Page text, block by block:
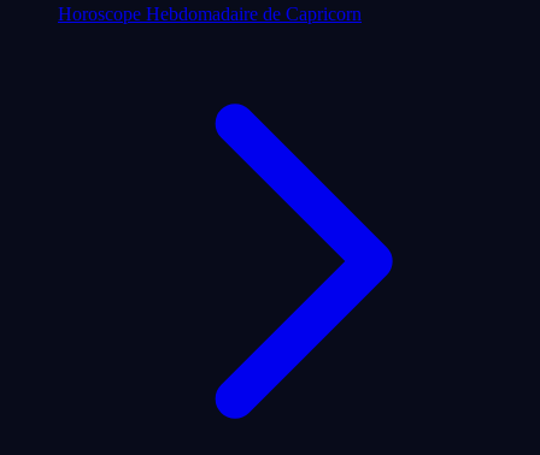
Horoscope Hebdomadaire de Capricorn